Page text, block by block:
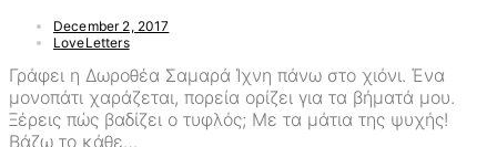
December 2, 2017
LoveLetters
Γράφει η Δωροθέα Σαμαρά Ίχνη πάνω στο χιόνι. Ένα
μονοπάτι χαράζεται, πορεία ορίζει για τα βήματά μου.
Ξέρεις πώς βαδίζει ο τυφλός; Με τα μάτια της ψυχής!
Βάζω το κάθε…